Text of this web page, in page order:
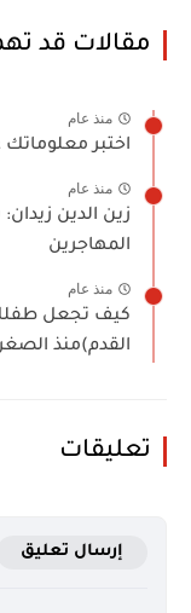
مقالات قد
منذ عام
اختبر
منذ عام
زين الدين
المهاجرين
منذ عام
كيف تجعل
القدم)منذ
تعليقات
إرسال تعليق